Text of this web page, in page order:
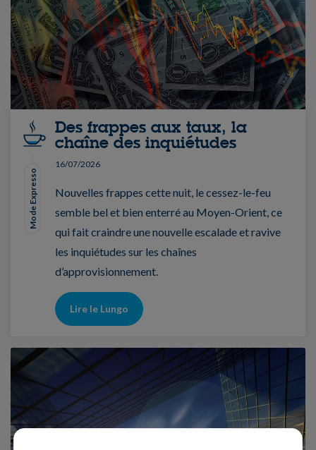
Mode Expresso
Des frappes aux taux, la
chaîne des inquiétudes
16/07/2026
Nouvelles frappes cette nuit, le cessez-le-feu
semble bel et bien enterré au Moyen-Orient, ce
qui fait craindre une nouvelle escalade et ravive
les inquiétudes sur les chaînes
d’approvisionnement.
Lire le Lungo